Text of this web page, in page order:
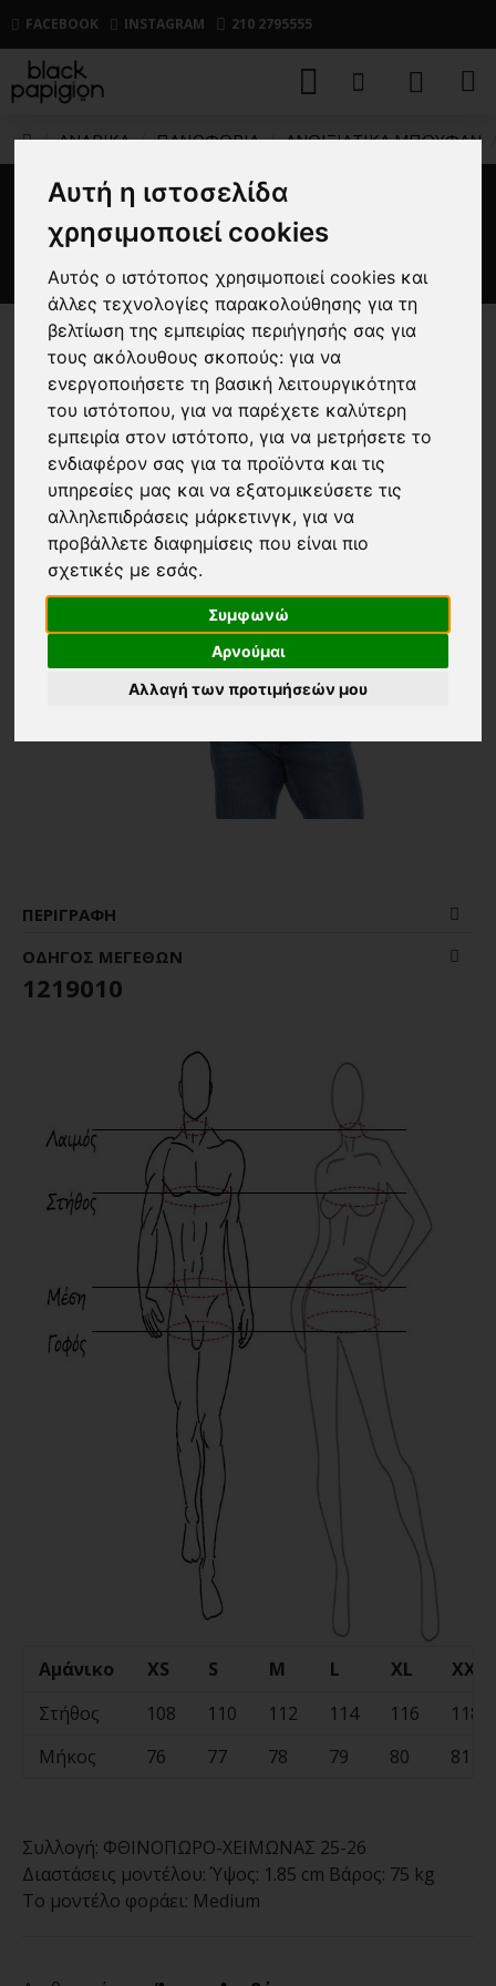
Αυτή η ιστοσελίδα
χρησιμοποιεί cookies
Αυτός ο ιστότοπος χρησιμοποιεί cookies και
άλλες τεχνολογίες παρακολούθησης για τη
βελτίωση της εμπειρίας περιήγησής σας για
τους ακόλουθους σκοπούς:για να
ενεργοποιήσετε τη βασική λειτουργικότητα
του ιστότοπου,για να παρέχετε καλύτερη
εμπειρία στον ιστότοπο,για να μετρήσετε το
ενδιαφέρον σας για τα προϊόντα και τις
υπηρεσίες μας και να εξατομικεύσετε τις
αλληλεπιδράσεις μάρκετινγκ,για να
προβάλλετε διαφημίσεις που είναι πιο
σχετικές με εσάς.
Συμφωνώ
Αρνούμαι
Αλλαγή των προτιμήσεών μου
FACEBOOK INSTAGRAM 210 2795555
ΑΝΔΡΙΚΑ ΠΑΝΩΦΟΡΙΑ ΑΝΟΙΞΙΑΤΙΚΑ ΜΠΟΥΦΑΝ
Ανοιξιάτικο Μπουφάν Hugo
μαύρο
ΠΕΡΙΓΡΑΦΉ
ΟΔΗΓΌΣ ΜΕΓΕΘΏΝ
1219010
Αμάνικο XS S M L XL
XXL
Στήθος
108 110 112 114 116
118
Μήκος
76 77 78 79 80 81
Συλλογή: ΦΘΙΝΟΠΩΡΟ-ΧΕΙΜΩΝΑΣ 25-26
Διαστάσεις μοντέλου: Ύψος: 1.85 cm Βάρος: 75 kg
Το μοντέλο φοράει: Medium